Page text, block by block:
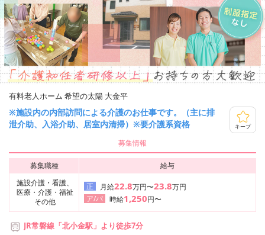
有料老人ホーム 希望の太陽 大金平
※施設内の内部訪問による介護のお仕事です。（主に排
泄介助、入浴介助、居室内清掃）※要介護系資格
キープ
募集情報
募集職種
給与
施設介護・看護、
医療・介護・福祉
その他
正 月給22.8万円〜23.8万円
ア/パ
時給1,250円〜
JR常磐線「北小金駅」より徒歩7分